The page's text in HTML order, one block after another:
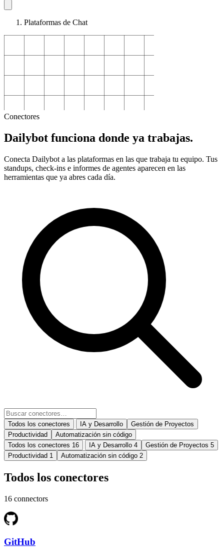
Plataformas de Chat
Conectores
Dailybot funciona donde ya trabajas.
Conecta Dailybot a las plataformas en las que trabaja tu equipo. Tus
standups, check-ins e informes de agentes aparecen en las
herramientas que ya abres cada día.
Todos los conectores IA y Desarrollo
Gestión de Proyectos
Productividad
Automatización sin código
Todos los conectores 16 IA y Desarrollo 4 Gestión de Proyectos 5
Productividad 1 Automatización sin código 2
Todos los conectores
16 connectors
GitHub